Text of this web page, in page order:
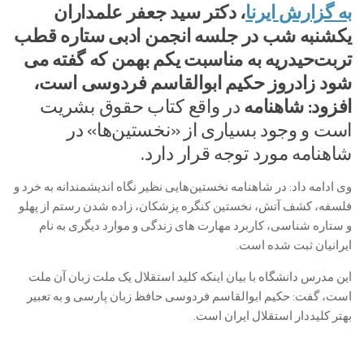
به گزارش ایرنا، دکتر سید جعفر علمداران
یکشنبه شب در جلسه انجمن ادبی ستاره قطب
تربت‌حیدریه به مناسبت یکم بهمن که گفته می
شود زادروز حکیم ابوالقاسم فردوسی است،
افزود: شاهنامه در واقع کتاب حقوق بشریت
است و وجود بسیاری از «نخستین‌ها» در
شاهنامه مورد توجه قرار دارد.
وی ادامه داد: در شاهنامه نخستین‌هایی نظیر نگاه اندیشمندانه به خرد و
فلسفه، کشف آتش، نخستین کنگره پزشکان، زاده شدن رستم از پهلو
و ستاره شناسی، کاربرد مهارت های زندگی و موارد دیگری به نام
ایرانیان ثبت شده‌ است.
این مدرس دانشگاه با بیان اینکه کلید استقلال یک ملت زبان آن ملت
است، گفت: حکیم ابوالقاسم فردوسی حافظ زبان پارسی و به تعبیر
بهتر کلیددار استقلال ایران است.